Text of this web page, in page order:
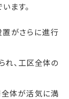
ます。
がさらに進行
れ、工区全体の
全体が活気に満